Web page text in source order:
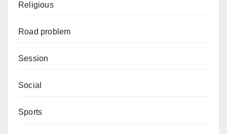
Religious
Road problem
Session
Social
Sports